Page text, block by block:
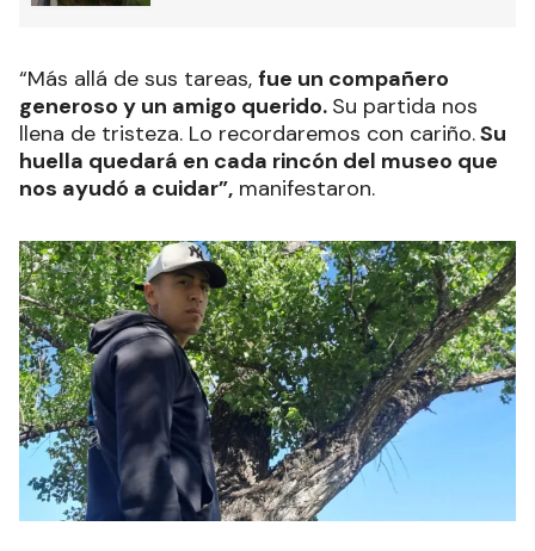
“Más allá de sus tareas, fue un compañero
generoso y un amigo querido. Su partida nos
llena de tristeza. Lo recordaremos con cariño.Su
huella quedará en cada rincón del museo que
nos ayudó a cuidar”, manifestaron.